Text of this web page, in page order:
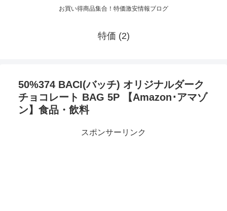
お買い得商品集合！特価激安情報ブログ
特価 (2)
50%374 BACI(バッチ) オリジナルダーク
チョコレート BAG 5P 【Amazon･アマゾ
ン】食品・飲料
スポンサーリンク